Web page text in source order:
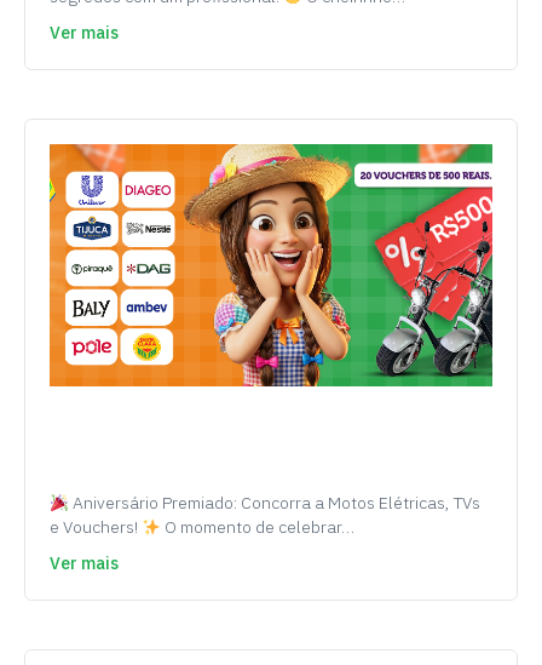
Ver mais
Aniversário Premiado: Concorra a Motos Elétricas, TVs
e Vouchers!
O momento de celebrar…
Ver mais